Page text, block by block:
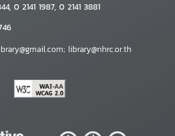
0 2141 1987, 0 2141 3881
library@nhrc.or.th